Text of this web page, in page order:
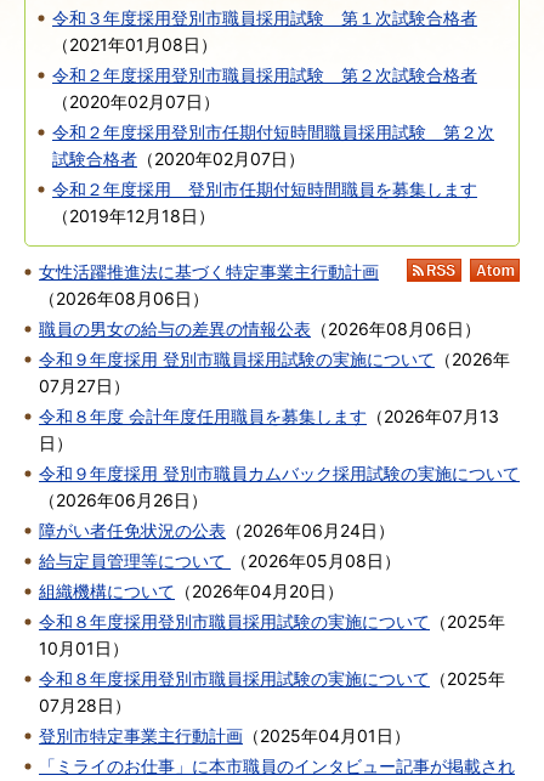
令和３年度採用登別市職員採用試験 第１次試験合格者
（2021年01月08日 ）
令和２年度採用登別市職員採用試験 第２次試験合格者
（2020年02月07日 ）
令和２年度採用登別市任期付短時間職員採用試験 第２次
試験合格者 （2020年02月07日 ）
令和２年度採用 登別市任期付短時間職員を募集します
（2019年12月18日 ）
RSS
女性活躍推進法に基づく特定事業主行動計画
（2026年08月06日 ）
職員の男女の給与の差異の情報公表 （2026年08月06日 ）
令和９年度採用 登別市職員採用試験の実施について （2026年
07月27日 ）
令和８年度 会計年度任用職員を募集します （2026年07月13
日 ）
令和９年度採用 登別市職員カムバック採用試験の実施について
（2026年06月26日 ）
障がい者任免状況の公表 （2026年06月24日 ）
給与定員管理等について
（2026年05月08日 ）
組織機構について （2026年04月20日 ）
令和８年度採用登別市職員採用試験の実施について （2025年
10月01日 ）
令和８年度採用登別市職員採用試験の実施について （2025年
07月28日 ）
登別市特定事業主行動計画 （2025年04月01日 ）
「ミライのお仕事」に本市職員のインタビュー記事が掲載され